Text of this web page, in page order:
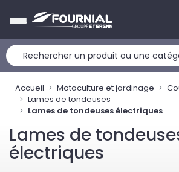
Accueil Motoculture et jardinage
Lames de tondeuses
Lames de tondeuses électriques
Lames de
électriques